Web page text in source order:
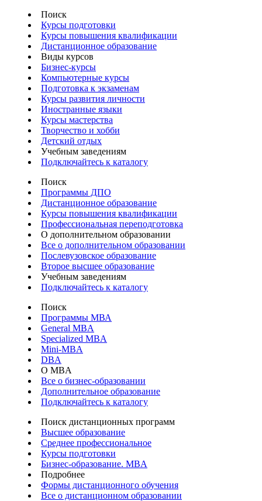
Поиск
Курсы подготовки
Курсы повышения квалификации
Дистанционное образование
Виды курсов
Бизнес-курсы
Компьютерные курсы
Подготовка к экзаменам
Курсы развития личности
Иностранные языки
Курсы мастерства
Творчество и хобби
Детский отдых
Учебным заведениям
Подключайтесь к каталогу
Поиск
Программы ДПО
Дистанционное образование
Курсы повышения квалификации
Профессиональная переподготовка
О дополнительном образовании
Все о дополнительном образовании
Послевузовское образование
Второе высшее образование
Учебным заведениям
Подключайтесь к каталогу
Поиск
Программы МВА
General MBA
Specialized MBA
Mini-MBA
DBA
О MBA
Все о бизнес-образовании
Дополнительное образование
Подключайтесь к каталогу
Поиск дистанционных программ
Высшее образование
Среднее профессиональное
Курсы подготовки
Бизнес-образование. MBA
Подробнее
Формы дистанционного обучения
Все о дистанционном образовании